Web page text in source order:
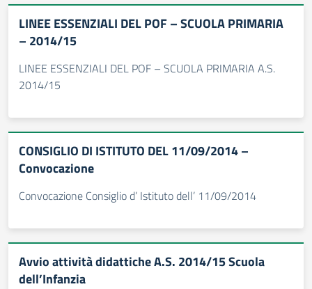
LINEE ESSENZIALI DEL POF – SCUOLA PRIMARIA
– 2014/15
LINEE ESSENZIALI DEL POF – SCUOLA PRIMARIA A.S.
2014/15
CONSIGLIO DI ISTITUTO DEL 11/09/2014 –
Convocazione
Convocazione Consiglio d’ Istituto dell’ 11/09/2014
Avvio attività didattiche A.S. 2014/15 Scuola
dell’Infanzia